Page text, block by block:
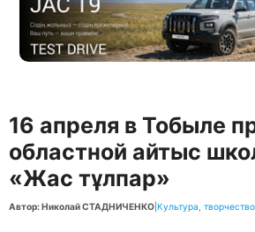
16 апреля в Тобыле
областной айтыс
«Жас тұлпар»
Автор: Николай СТАДНИЧЕНКО Культура, творчество